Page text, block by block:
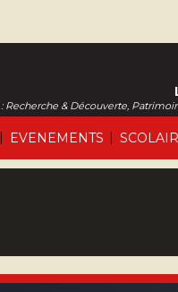
| EVENEMENTS |
Recherche & Découverte,